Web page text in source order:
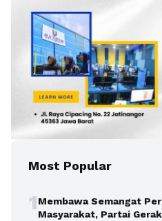
Most Popular
1Membawa Semangat
Masyarakat, Partai